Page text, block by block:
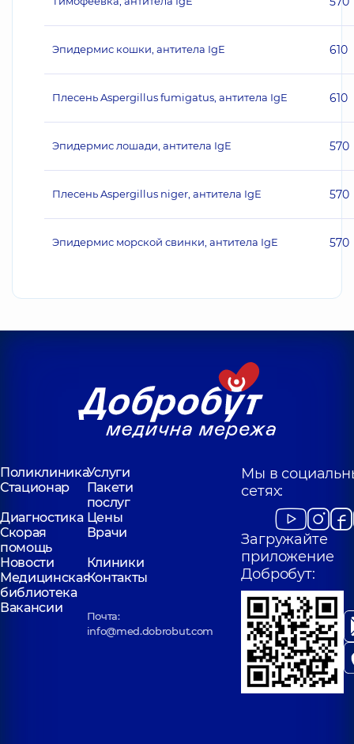
Эпидермис кошки, антитела IgE 610
Плесень Aspergillus fumigatus, антитела IgE 610
Эпидермис лошади, антитела IgE 570
Плесень Aspergillus niger, антитела IgE 570
Эпидермис морской свинки, антитела IgE 570
ПоликлиникаУслуги
Стационар
Пакети
послуг
Диагностика Цены
Скорая
помощь
Врачи
Новости
Клиники
Медицинская
библиотека
Контакты
Вакансии
Почта:
info@med.dobrobut.com
Мы в
сетях:
Загружайте
приложение
Добробут: